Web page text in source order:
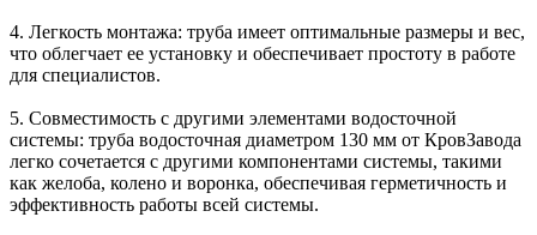
4. Легкость монтажа: труба имеет оптимальные размеры и вес,
что облегчает ее установку и обеспечивает простоту в работе
для специалистов.
5. Совместимость с другими элементами водосточной
системы: труба водосточная диаметром 130 мм от КровЗавода
легко сочетается с другими компонентами системы, такими
как желоба, колено и воронка, обеспечивая герметичность и
эффективность работы всей системы.